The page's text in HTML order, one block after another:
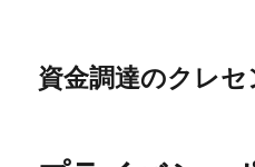
資金調達のクレセ